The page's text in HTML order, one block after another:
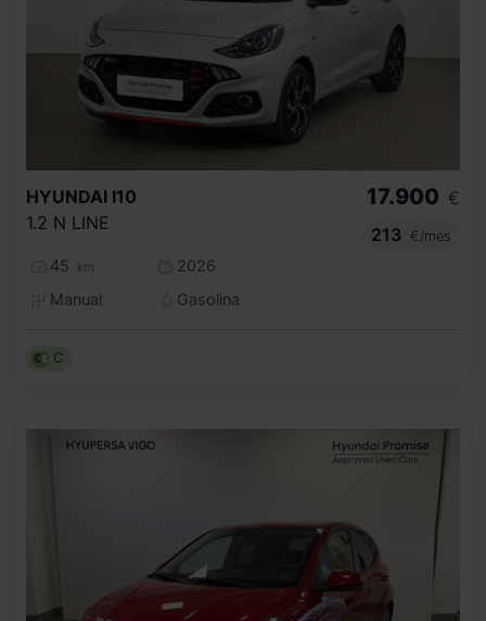
HYUNDAI I10
1.2 N LINE
45 km
2026
Manual
Gasolina
17.900 €
213
€/mes
C